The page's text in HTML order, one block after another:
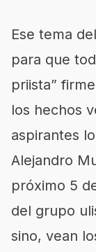
Ese tema
para que
priista”
los hechos
aspirantes
Alejandro
próximo 5
del grupo
sino, vean